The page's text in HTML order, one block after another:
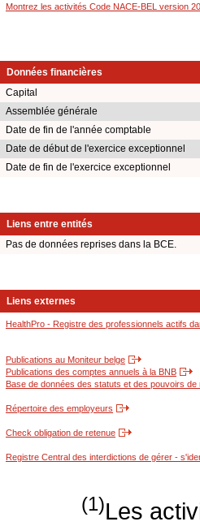
Montrez les activités Code NACE-BEL version
Données financières
Capital
Assemblée générale
Date de fin de l'année comptable
Date de début de l'exercice exceptionnel
Date de fin de l'exercice exceptionnel
Liens entre entités
Pas de données reprises dans la BCE.
Liens externes
HealthPro - Registre des professionnels actifs
Publications au Moniteur belge
Publications des comptes annuels à la BNB
Base de données des statuts et des pouvoirs
Répertoire des employeurs
Check obligation de retenue
Registre Central des interdictions de gérer -
(1)Les